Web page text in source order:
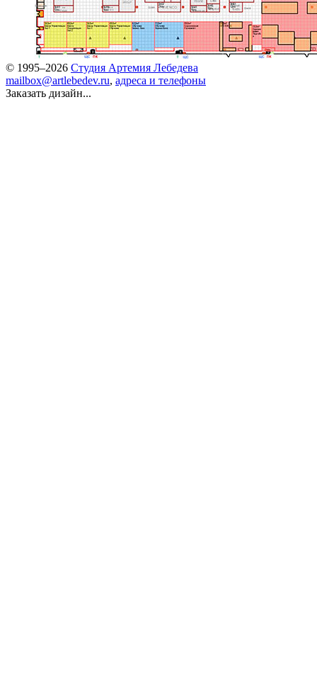
© 1995–2026 Студия Артемия Лебедева
mailbox@artlebedev.ru, адреса и телефоны
Заказать дизайн...